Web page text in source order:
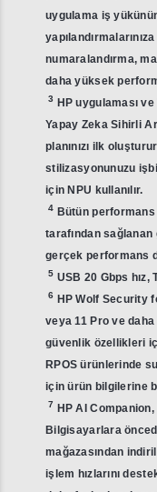
uygulama iş yükünün
numaralandırma,
daha yüksek
3 HP uygulaması
Yapay Zeka Sihirli
planınızı ilk
stilizasyonunuzu
için NPU kullanılır.
4 Bütün
tarafından
gerçek performans
5 USB 20 Gbps hız,
6 HP Wolf Security
veya 11 Pro ve
güvenlik özellikleri
RPOS ürünlerinde
için ürün bilgilerine
7 HP AI
Bilgisayarlara
mağazasından
işlem hızlarını